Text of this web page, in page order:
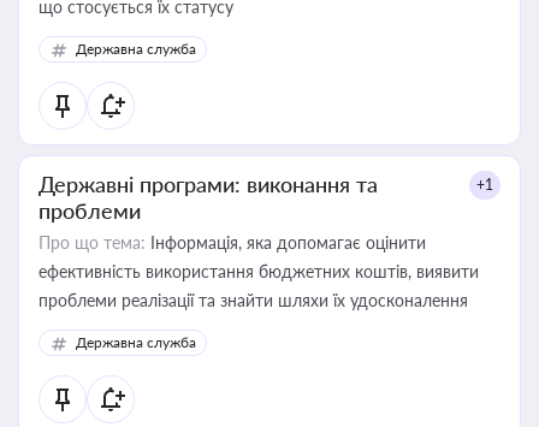
що стосується їх статусу
Державна служба
Державні програми: виконання та
проблеми
+1
Про що тема: Інформація, яка допомагає оцінити
ефективність використання бюджетних коштів, виявити
проблеми реалізації та знайти шляхи їх удосконалення
Державна служба